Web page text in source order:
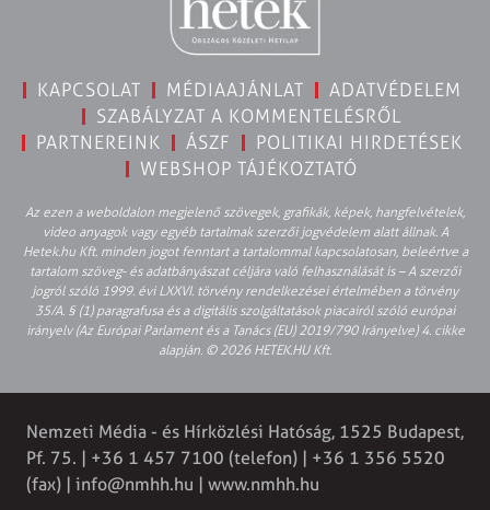
KAPCSOLAT MÉDIAAJÁNLAT
ADATVÉDELEM
SZABÁLYZAT A KOMMENTELÉSRŐL
PARTNEREINK
ÁSZF
POLITIKAI HIRDETÉSEK
WEBSHOP TÁJÉKOZTATÓ
Az ezen a weboldalon megjelenő szövegek, grafikák, képek, hangfelvételek,
video anyagok vagy egyéb tartalmak szerzői jogvédelem alatt állnak. A
Hetek.hu Kft. minden jogot fenntart a tartalommal kapcsolatosan, beleértve a
tartalom szöveg- és adatbányászat céljára való felhasználását is – A szerzői
jogról szóló 1999. évi LXXVI. törvény rendelkezései értelmében a törvény
35/A. § (1) paragrafusa és a digitális szolgáltatások piacairól szóló európai
irányelv (Az Európai Parlament és a Tanács (EU) 2019/790 Irányelve) 4. cikke
alapján. © 2026 HETEK.HU Kft.
Nemzeti Média - és Hírközlési Hatóság, 1525 Budapest,
Pf. 75. | +36 1 457 7100 (telefon) | +36 1 356 5520
(fax) | info@nmhh.hu | www.nmhh.hu